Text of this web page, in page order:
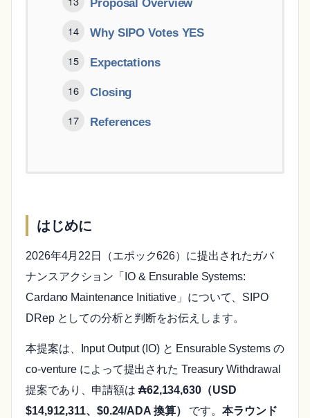
Proposal Overview
Why SIPO Votes YES
Expectations
Closing
References
はじめに
2026年4月22日（エポック626）に提出されたガバ
ナンスアクション「IO & Ensurable Systems:
Cardano Maintenance Initiative」について、SIPO
DRep としての分析と判断をお伝えします。
本提案は、Input Output (IO) と Ensurable Systems の
co-venture によって提出された Treasury Withdrawal
提案であり、申請額は ₳62,134,630（USD
$14,912,311、$0.24/ADA 換算）
です。本ラウンド